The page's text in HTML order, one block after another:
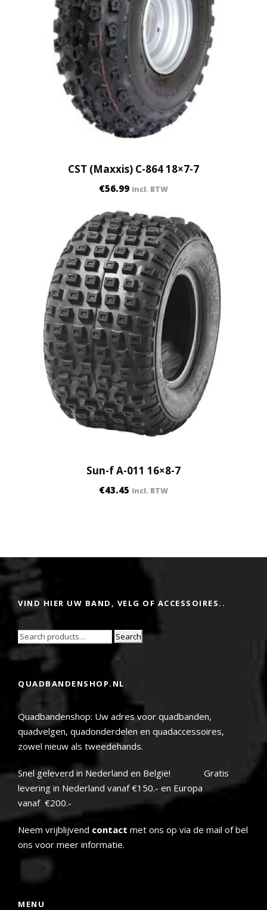
CST (Maxxis) C-864 18×7-7
€56.99 incl. BTW
Sun-f A-011 16×8-7
€43.45 incl. BTW
VIND HIER UW BAND, VELG OF ACCESSOIRES..
Search
QUADBANDENSHOP.NL
Quadbandenshop: Uw adres voor quadbanden,
quadvelgen, quadonderdelen en quadaccessoires,
zowel nieuw als tweedehands.
Snel geleverd in Nederland en België! Gratis
levering in Nederland vanaf €150.- en Europa
vanaf €200.-
Neem vrijblijvend contact met ons op via de mail of bel
ons voor meer informatie.
MENU